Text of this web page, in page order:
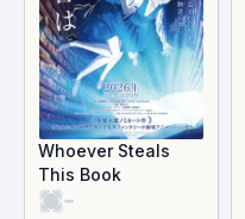
Whoever Steals
This Book
-